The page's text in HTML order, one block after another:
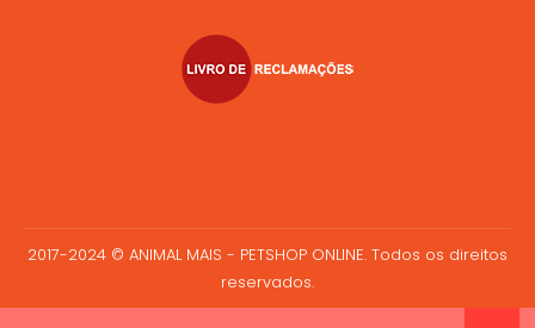
2017-2024 © ANIMAL MAIS - PETSHOP ONLINE. Todos os direitos
reservados.